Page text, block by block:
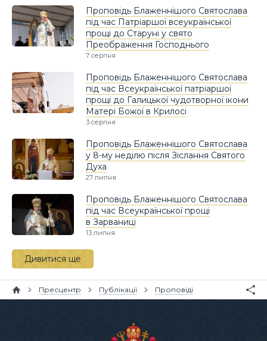
Проповідь Блаженнішого Святослава
під час Патріаршої всеукраїнської
прощі до Старуні у свято
Преображення Господнього
7 серпня
Проповідь Блаженнішого Святослава
під час Всеукраїнської патріаршої
прощі до Галицької чудотворної ікони
Матері Божої в Крилосі
3 серпня
Проповідь Блаженнішого Святослава
у 8-му неділю після Зіслання Святого
Духа
27 липня
Проповідь Блаженнішого Святослава
під час Всеукраїнської прощі
в Зарваниці
13 липня
Дивитися ще
Пресцентр Публікації Проповіді